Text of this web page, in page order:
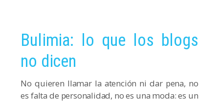
Bulimia: lo que los blogs
no dicen
No quieren llamar la atención ni dar pena, no
es falta de personalidad, no es una moda: es un